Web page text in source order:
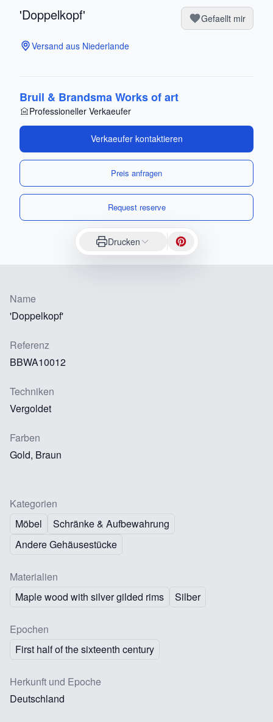
'Doppelkopf' Gefaellt mir
Versand aus Niederlande
Bruil & Brandsma Works of art
Professioneller Verkaeufer
Verkaeufer kontaktieren
Preis anfragen
Request reserve
Drucken
Name
'Doppelkopf'
Referenz
BBWA10012
Techniken
Vergoldet
Farben
Gold, Braun
Kategorien
Möbel
Schränke & Aufbewahrung
Andere Gehäusestücke
Materialien
Maple wood with silver gilded rims
Silber
Epochen
First half of the sixteenth century
Herkunft und Epoche
Deutschland